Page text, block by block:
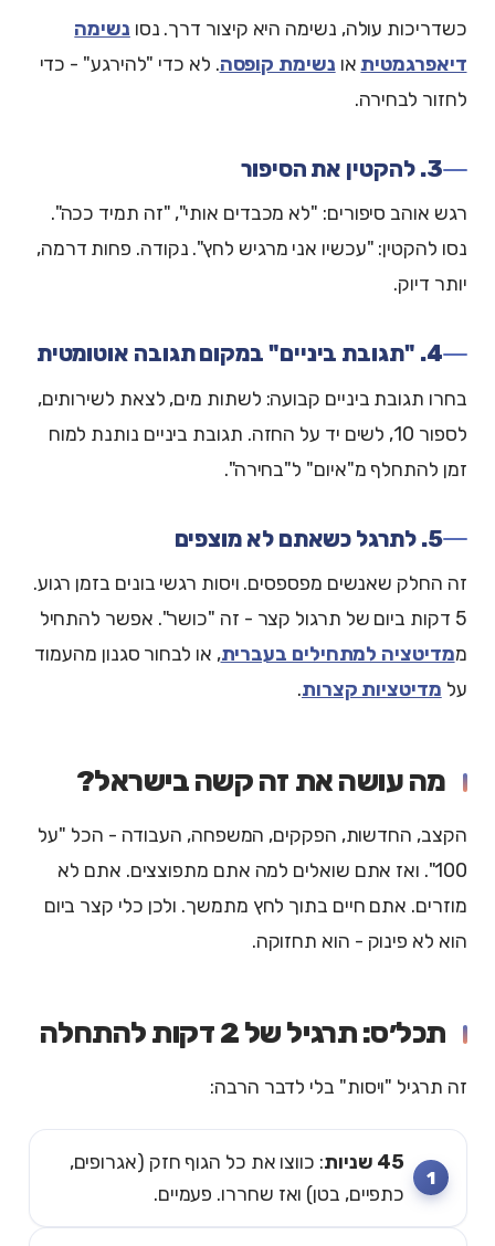
כשדריכות עולה, נשימה היא קיצור דרך. נסו נשימה
דיאפרגמטית או נשימת קופסה. לא כדי "להירגע" - כדי
לחזור לבחירה.
3. להקטין את הסיפור
רגש אוהב סיפורים: "לא מכבדים אותי", "זה תמיד ככה".
נסו להקטין: "עכשיו אני מרגיש לחץ". נקודה. פחות דרמה,
יותר דיוק.
4. "תגובת ביניים" במקום תגובה אוטומטית
בחרו תגובת ביניים קבועה: לשתות מים, לצאת לשירותים,
לספור 10, לשים יד על החזה. תגובת ביניים נותנת למוח
זמן להתחלף מ"איום" ל"בחירה".
5. לתרגל כשאתם לא מוצפים
זה החלק שאנשים מפספסים. ויסות רגשי בונים בזמן רגוע.
5 דקות ביום של תרגול קצר - זה "כושר". אפשר להתחיל
ממדיטציה למתחילים בעברית, או לבחור סגנון מהעמוד
על מדיטציות קצרות.
מה עושה את זה קשה בישראל?
הקצב, החדשות, הפקקים, המשפחה, העבודה - הכל "על
100". ואז אתם שואלים למה אתם מתפוצצים. אתם לא
מוזרים. אתם חיים בתוך לחץ מתמשך. ולכן כלי קצר ביום
הוא לא פינוק - הוא תחזוקה.
תכל׳ס: תרגיל של 2 דקות להתחלה
זה תרגיל "ויסות" בלי לדבר הרבה:
45 שניות
: כווצו את כל הגוף חזק (אגרופים,
כתפיים, בטן) ואז שחררו. פעמיים.